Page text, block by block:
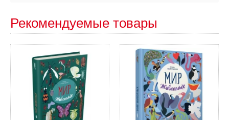
Рекомендуемые товары